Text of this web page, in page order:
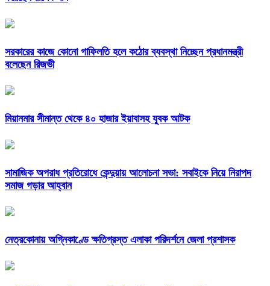
সরকারের কাজে কোনো গাফিলতি হলে কঠোর ব্যবস্থা নিচ্ছেন প্রধানমন্ত্রী
বলেছেন রিজভী
মিয়ানমার সীমান্ত থেকে ৪০ হাজার ইয়াবাসহ যুবক আটক
সামাজিক অপরাধ প্রতিরোধে কেন্দুয়ায় আলোচনা সভা: সবাইকে নিয়ে নিরাপদ
সমাজ গড়ার আহ্বান
নেত্রকোনায় অগ্নিকাণ্ডে ক্ষতিগ্রস্ত এলাকা পরিদর্শনে জেলা প্রশাসক